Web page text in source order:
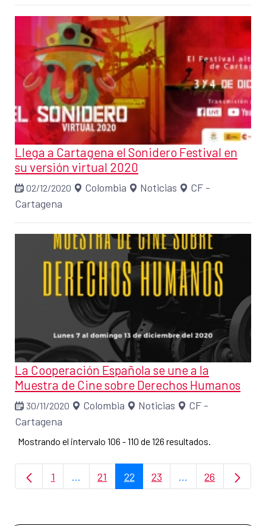
Llega a Cartagena el Sonidero Festival en
su versión virtual 2020
02/12/2020 Colombia Noticias
CF -
Cartagena
La Cooperación Española se une a la
Muestra de Cine sobre Derechos Humanos
30/11/2020 Colombia Noticias
CF -
Cartagena
Mostrando el intervalo 106 - 110 de 126 resultados.
Página
1 ...Páginas intermedias Use TAB para
Página
21 Página
22 Página
23 ...PáginasPágina
26